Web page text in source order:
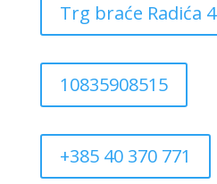
Trg braće Radića 4
10835908515
+385 40 370 771